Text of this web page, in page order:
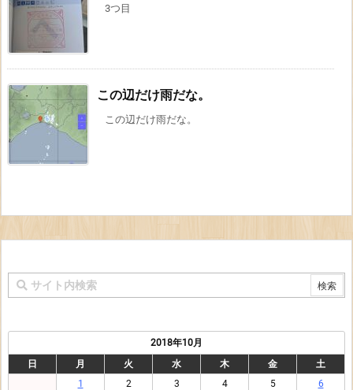
3つ目
この辺だけ雨だな。
この辺だけ雨だな。
2018年10月
日
月 火 水 木 金
土
1
2 3 4 5
6